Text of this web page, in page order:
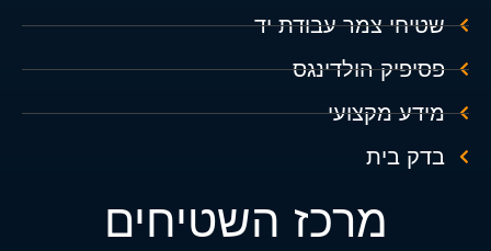
שטיחי צמר עבודת יד
פסיפיק הולדינגס
מידע מקצועי
בדק בית
מרכז השטיחים